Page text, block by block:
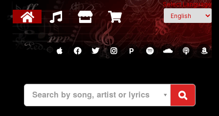
Select Language
P
Search by song, artist or lyrics